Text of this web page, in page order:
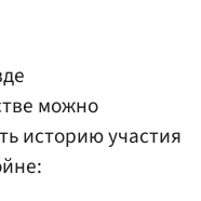
можно
историю участия